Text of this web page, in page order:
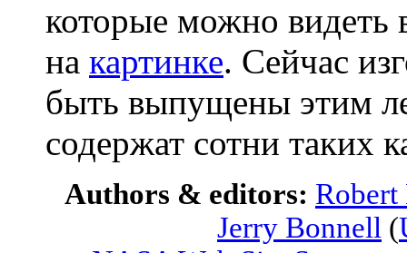
которые можно видеть
на картинке. Сейчас
быть выпущены этим
содержат сотни таких
Authors & editors:
Jerry Bonnell (